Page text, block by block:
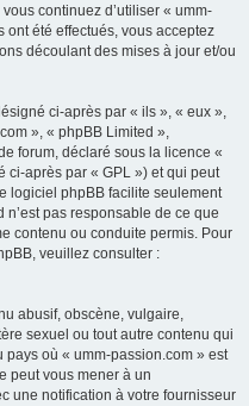
continuez d’utiliser « umm-
été effectués, vous acceptez
découlant des mises à jour et/ou
ci-après par « ils », « eux »,
», « phpBB Limited »,
forum, déclaré sous la licence «
ci-après par « GPL ») et qui peut
logiciel phpBB facilite seulement
n’est pas responsable de ce que
contenu ou conduite permis. Pour
veuillez consulter :
abusif, obscène, vulgaire,
sexuel ou tout autre contenu qui
où « umm-passion.com » est
peut vous mener à un
une notification à votre fournisseur